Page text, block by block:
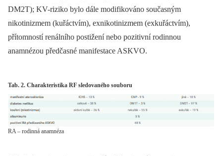
DM2T); KV-riziko bylo dále modifikováno současným
nikotinizmem (kuřáctvím), exnikotinizmem (exkuřáctvím),
přítomností renálního postižení nebo pozitivní rodinnou
anamnézou předčasné manifestace ASKVO.
Tab. 2. Charakteristika RF sledovaného souboru
RA – rodinná anamnéza